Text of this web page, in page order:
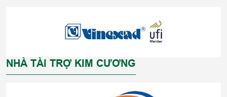
NHÀ TÀI TRỢ KIM CƯƠNG